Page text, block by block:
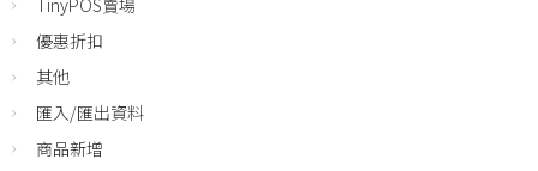
TinyPOS賣場
優惠折扣
其他
匯入/匯出資料
商品新增